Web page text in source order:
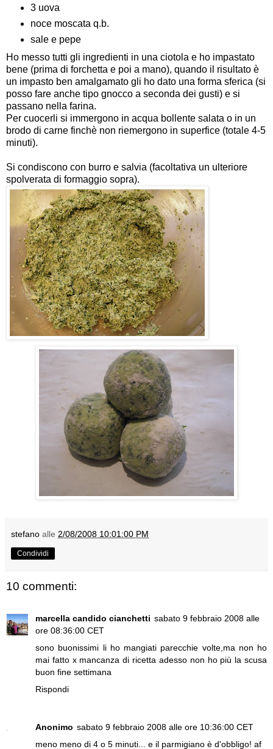
3 uova
noce moscata q.b.
sale e pepe
Ho messo tutti gli ingredienti in una ciotola e ho impastato
bene (prima di forchetta e poi a mano), quando il risultato è
un impasto ben amalgamato gli ho dato una forma sferica (si
posso fare anche tipo gnocco a seconda dei gusti) e si
passano nella farina.
Per cuocerli si immergono in acqua bollente salata o in un
brodo di carne finchè non riemergono in superfice (totale 4-5
minuti).
Si condiscono con burro e salvia (facoltativa un ulteriore
spolverata di formaggio sopra).
stefano alle 2/08/2008 10:01:00 PM
Condividi
10 commenti:
marcella candido cianchetti sabato 9 febbraio 2008 alle
ore 08:36:00 CET
sono buonissimi li ho mangiati parecchie volte,ma non ho
mai fatto x mancanza di ricetta adesso non ho più la scusa
buon fine settimana
Rispondi
Anonimo sabato 9 febbraio 2008 alle ore 10:36:00 CET
meno meno di 4 o 5 minuti... e il parmigiano è d'obbligo! af